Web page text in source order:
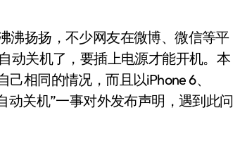
动关机了，要插上电源才能开机。本
相同的情况，而且以iPhone 6、
动关机”一事对外发布声明，遇到此问